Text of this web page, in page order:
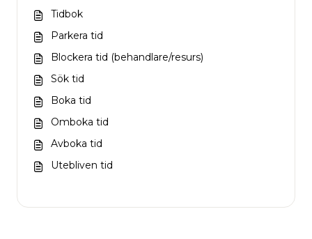
Tidbok
Parkera tid
Blockera tid (behandlare/resurs)
Sök tid
Boka tid
Omboka tid
Avboka tid
Utebliven tid